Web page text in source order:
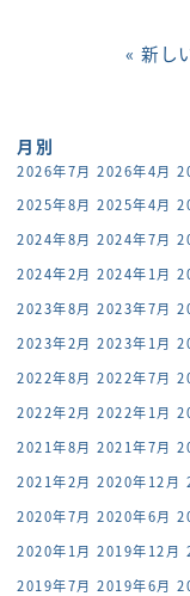
« 新し
月別
2026年7月 2026年4月
2025年8月 2025年4月
2024年8月 2024年7月
2024年2月 2024年1月
2023年8月 2023年7月
2023年2月 2023年1月
2022年8月 2022年7月
2022年2月 2022年1月
2021年8月 2021年7月
2021年2月 2020年12月
2020年7月 2020年6月
2020年1月 2019年12月
2019年7月 2019年6月